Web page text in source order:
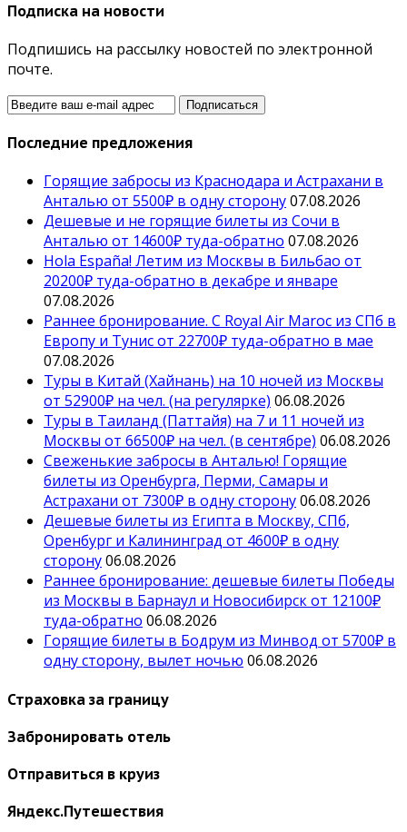
Подписка на новости
Подпишись на рассылку новостей по электронной
почте.
Последние предложения
Горящие забросы из Краснодара и Астрахани в
Анталью от 5500₽ в одну сторону07.08.2026
Дешевые и не горящие билеты из Сочи в
Анталью от 14600₽ туда-обратно 07.08.2026
Hola España! Летим из Москвы в Бильбао от
20200₽ туда-обратно в декабре и январе
07.08.2026
Раннее бронирование. С Royal Air Maroc из СПб в
Европу и Тунис от 22700₽ туда-обратно в мае
07.08.2026
Туры в Китай (Хайнань) на 10 ночей из Москвы
от 52900₽ на чел. (на регулярке) 06.08.2026
Туры в Таиланд (Паттайя) на 7 и 11 ночей из
Москвы от 66500₽ на чел. (в сентябре) 06.08.2026
Свеженькие забросы в Анталью! Горящие
билеты из Оренбурга, Перми, Самары и
Астрахани от 7300₽ в одну сторону06.08.2026
Дешевые билеты из Египта в Москву, СПб,
Оренбург и Калининград от 4600₽ в одну
сторону06.08.2026
Раннее бронирование: дешевые билеты Победы
из Москвы в Барнаул и Новосибирск от 12100₽
туда-обратно 06.08.2026
Горящие билеты в Бодрум из Минвод от 5700₽ в
одну сторону, вылет ночью 06.08.2026
Страховка за границу
Забронировать отель
Отправиться в круиз
Яндекс.Путешествия